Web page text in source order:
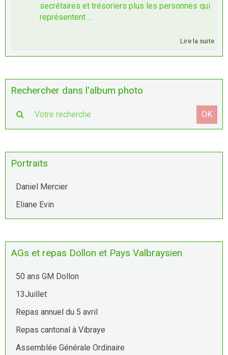
secrétaires et trésoriers plus les personnes qui
représentent ...
Lire la suite
Rechercher dans l'album photo
OK
Portraits
Daniel Mercier
Eliane Evin
AGs et repas Dollon et Pays Valbraysien
50 ans GM Dollon
13Juillet
Repas annuel du 5 avril
Repas cantonal à Vibraye
Assemblée Générale Ordinaire